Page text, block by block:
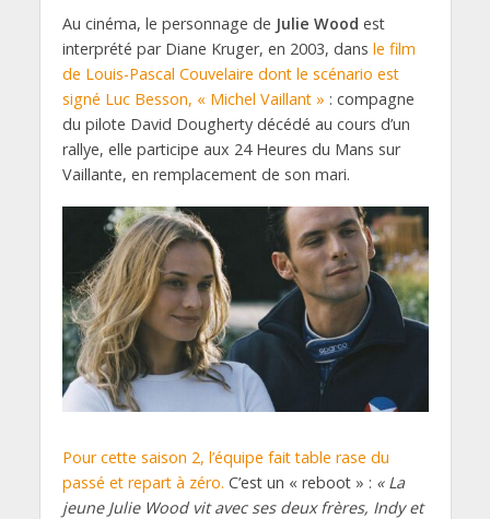
Au cinéma, le personnage de Julie Wood est
interprété par Diane Kruger, en 2003, dans le film
de Louis-Pascal Couvelaire dont le scénario est
signé Luc Besson, « Michel Vaillant » : compagne
du pilote David Dougherty décédé au cours d’un
rallye, elle participe aux 24 Heures du Mans sur
Vaillante, en remplacement de son mari.
Pour cette saison 2, l’équipe fait table rase du
passé et repart à zéro. C’est un « reboot » : « La
jeune Julie Wood vit avec ses deux frères, Indy et